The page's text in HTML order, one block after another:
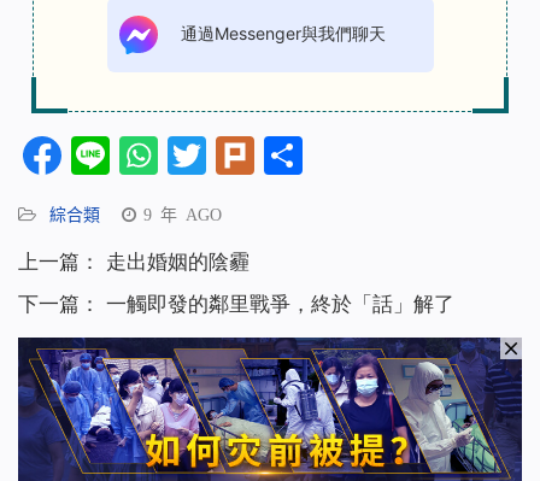
通過Messenger與我們聊天
Facebook
LineWhatsApp
Twitter
Plurk
綜合類 9 年 AGO
上一篇：
走出婚姻的陰霾
下一篇： 一觸即發的鄰里戰爭，終於「話」解了